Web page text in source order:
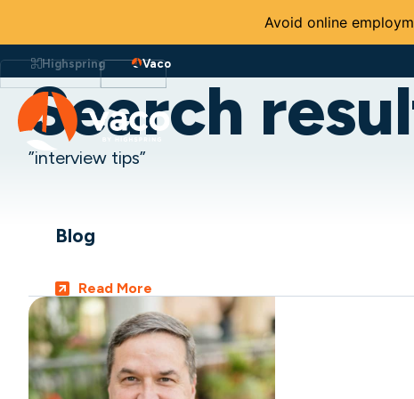
Avoid online
au
contenu
Highspring Vaco
Search
”interview tips”
Blog
Read More